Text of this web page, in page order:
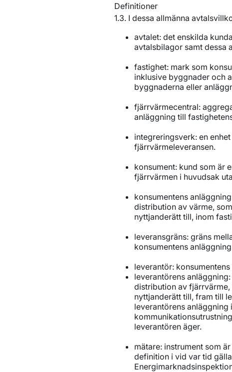
Definitioner
1.3. I dessa allmänna
avtalet: det enskilda
avtalsbilagor samt dessa
fastighet: mark som
inklusive byggnader och
byggnaderna eller
fjärrvärmecentral:
anläggning till
integreringsverk: en
fjärrvärmeleveransen.
konsument: kund som är
fjärrvärmen i huvudsak
konsumentens
distribution av värme,
nyttjanderätt till, inom
leveransgräns: gräns
konsumentens
leverantör:
leverantörens
distribution av
nyttjanderätt till, fram till
leverantörens
leverantören äger.
mätare: instrument som
definition i vid var tid